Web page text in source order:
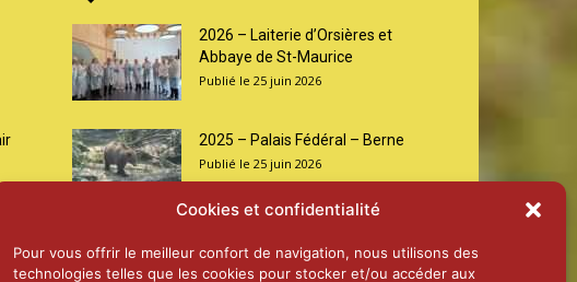
Cookies et confidentialité
Pour vous offrir le meilleur confort de navigation, nous utilisons des
technologies telles que les cookies pour stocker et/ou accéder aux
2026 – Laiterie d’Orsières et
Abbaye de St-Maurice
25 juin 2026
2025 – Palais Fédéral – Berne
25 juin 2026
Aînés – Noël 2024
14 janvier 2025